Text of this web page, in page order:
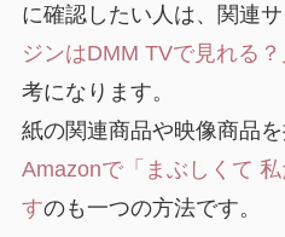
に確認したい人は、関連
ジンはDMM TVで見れる
考になります。
紙の関連商品や映像商品を
Amazonで「まぶしくて
すのも一つの方法です。